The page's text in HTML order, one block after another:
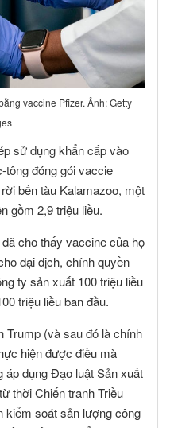
vaccine Pfizer. Ảnh: Getty
sử dụng khẩn cấp vào
tông đóng gói vaccie
bến tàu Kalamazoo, một
gồm 2,9 triệu liều.
cho thấy vaccine của họ
đại dịch, chính quyền
ty sản xuất 100 triệu liều
triệu liều ban đầu.
Trump (và sau đó là chính
hiện được điều mà
áp dụng Đạo luật Sản xuất
thời Chiến tranh Triều
kiểm soát sản lượng công